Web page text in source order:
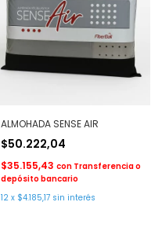
ALMOHADA SENSE AIR
$50.222,04
$35.155,43 con Transferencia o
depósito bancario
12 x $4.185,17 sin interés